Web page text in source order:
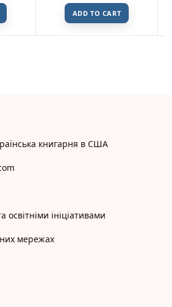
ADD TO CART
книгарня в США
освітніми ініціативами
мережах